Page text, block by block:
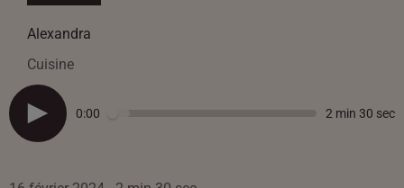
Alexandra
Cuisine
0:00 2 min 30 sec